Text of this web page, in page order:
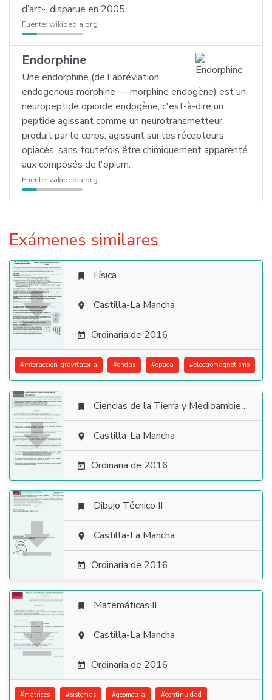
d’art», disparue en 2005.
Fuente: wikipedia.org
Endorphine
Une endorphine (de l'abréviation
endogenous morphine — morphine endogène) est un
neuropeptide opioïde endogène, c'est-à-dire un
peptide agissant comme un neurotransmetteur,
produit par le corps, agissant sur les récepteurs
opiacés, sans toutefois être chimiquement apparenté
aux composés de l'opium.
Fuente: wikipedia.org
Exámenes similares

 Física
 Castilla-La Mancha
 Ordinaria de 2016
#interaccion-gravitatoria #ondas #optica #electromagnetismo

 Ciencias de la Tierra y Medioambientales
 Castilla-La Mancha
 Ordinaria de 2016

 Dibujo Técnico II
 Castilla-La Mancha
 Ordinaria de 2016

 Matemáticas II
 Castilla-La Mancha
 Ordinaria de 2016
#matrices #sistemas #geometria #continuidad